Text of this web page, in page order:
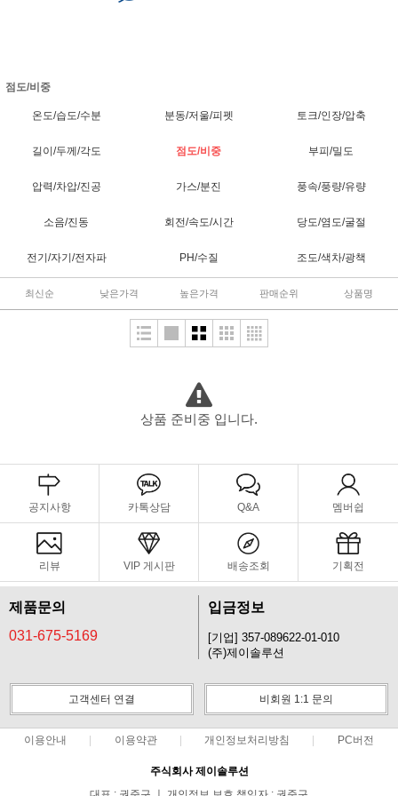
점도/비중
온도/습도/수분 분동/저울/피펫 토크/인장/압축
길이/두께/각도 점도/비중 부피/밀도
압력/차압/진공 가스/분진 풍속/풍량/유량
소음/진동 회전/속도/시간 당도/염도/굴절
전기/자기/전자파 PH/수질 조도/색차/광책
최신순 낮은가격 높은가격 판매순위 상품명
상품 준비중 입니다.
공지사항 카톡상담 Q&A 멤버쉽
리뷰 VIP 게시판 배송조회 기획전
제품문의
031-675-5169
입금정보
[기업] 357-089622-01-010
(주)제이솔루션
고객센터 연결 비회원 1:1 문의
이용안내 이용약관 개인정보처리방침 PC버전
주식회사 제이솔루션